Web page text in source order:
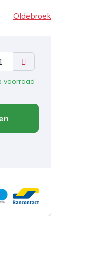
Oldebroek
voorraad